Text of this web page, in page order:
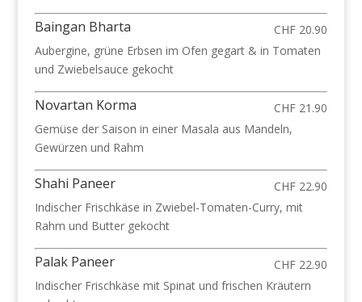
Baingan Bharta
CHF 20.90
Aubergine, grüne Erbsen im Ofen gegart & in Tomaten
und Zwiebelsauce gekocht
Novartan Korma
CHF 21.90
Gemüse der Saison in einer Masala aus Mandeln,
Gewürzen und Rahm
Shahi Paneer
CHF 22.90
Indischer Frischkäse in Zwiebel-Tomaten-Curry, mit
Rahm und Butter gekocht
Palak Paneer
CHF 22.90
Indischer Frischkäse mit Spinat und frischen Kräutern